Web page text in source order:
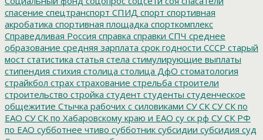
спасение спецтранспорт СПИД спорт спортивная
акробатика спортивная площадка спорткомплекс
Справедливая Россия справка справки СПЧ среднее
образование средняя зарплата срок годности СССР старый
мост статистика статья стела стимулирующие выплаты
стипендия стихия столица столица ДфО стоматология
страйкбол страх страхование стрельба строители
строительство стройка студент студенты студенческое
общежитие Стычка рабочих с силовиками СУ СК СУ СК по
ЕАО СУ СК по Хабаровскому краю и ЕАО су ск рф СУ СК РФ
по ЕАО субботнее чтиво субботник субсидии субсидия суд